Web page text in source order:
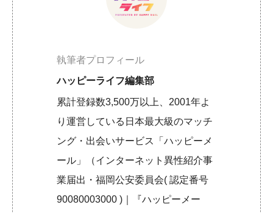
執筆者プロフィール
ハッピーライフ編集部
累計登録数3,500万以上、2001年よ
り運営している日本最大級のマッチ
ング・出会いサービス「ハッピーメ
ール」（インターネット異性紹介事
業届出・福岡公安委員会( 認定番号
90080003000 )｜『ハッピーメー